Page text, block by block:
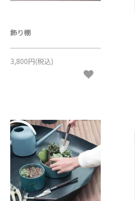
飾り棚
3,800円(税込)